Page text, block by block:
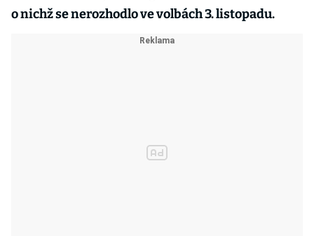
o nichž se nerozhodlo ve volbách 3. listopadu.